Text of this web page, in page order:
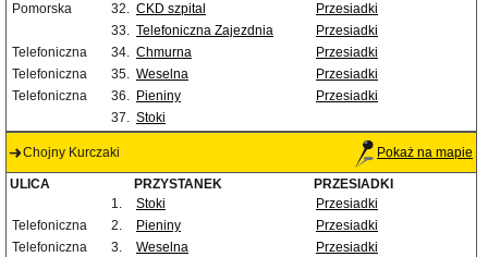
Pomorska
32. CKD szpital
Przesiadki
33. Telefoniczna Zajezdnia
Przesiadki
Telefoniczna
34. Chmurna
Przesiadki
Telefoniczna
35. Weselna
Przesiadki
Telefoniczna
36. Pieniny
Przesiadki
37. Stoki
Chojny Kurczaki Pokaż na mapie
ULICA PRZYSTANEK
PRZESIADKI
1.
Stoki
Przesiadki
Telefoniczna
2. Pieniny
Przesiadki
Telefoniczna
3. Weselna
Przesiadki